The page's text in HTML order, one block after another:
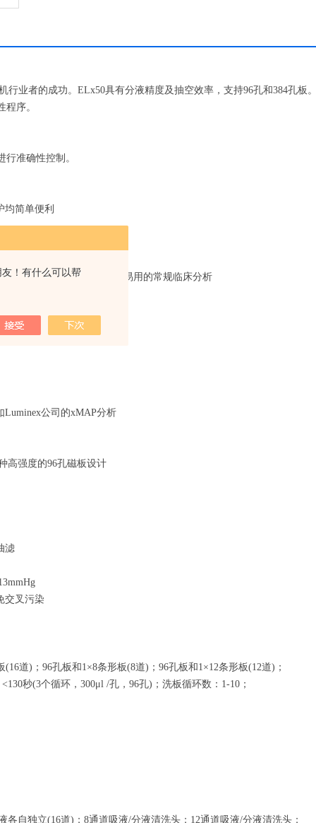
！有什么可以帮
行业者的成功。ELx50具有分液精度及抽空效率，支持96孔和384孔板
序。
准确性控制。
均简单便利
可存储75个应用程序
程控制，而且可提供简单易用的常规临床分析
公司的xMAP分析
高强度的96孔磁板设计
滤
交叉污染
道)；96孔板和1×8条形板(8道)；96孔板和1×12条形板(12道)；
秒(3个循环，300μl /孔，96孔)；洗板循环数：1-10；
自独立(16道)；8通道吸液/分液清洗头；12通道吸液/分液清洗头；